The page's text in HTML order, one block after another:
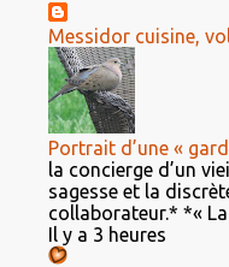
Messidor cuisine,
Portrait d’une «
la concierge d’un
sagesse et la
collaborateur.* *« La
Il y a 3 heures